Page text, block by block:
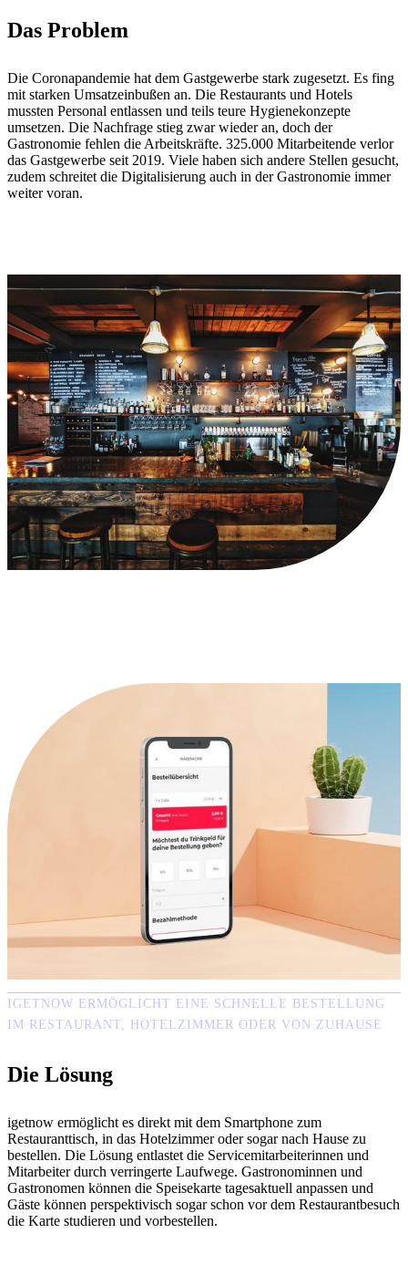
Das Problem
Die Coronapandemie hat dem Gastgewerbe stark zugesetzt. Es fing
mit starken Umsatzeinbußen an. Die Restaurants und Hotels
mussten Personal entlassen und teils teure Hygienekonzepte
umsetzen. Die Nachfrage stieg zwar wieder an, doch der
Gastronomie fehlen die Arbeitskräfte. 325.000 Mitarbeitende verlor
das Gastgewerbe seit 2019. Viele haben sich andere Stellen gesucht,
zudem schreitet die Digitalisierung auch in der Gastronomie immer
weiter voran.
IGETNOW ERMÖGLICHT EINE SCHNELLE BESTELLUNG
IM RESTAURANT, HOTELZIMMER ODER VON ZUHAUSE
Die Lösung
igetnow ermöglicht es direkt mit dem Smartphone zum
Restauranttisch, in das Hotelzimmer oder sogar nach Hause zu
bestellen. Die Lösung entlastet die Servicemitarbeiterinnen und
Mitarbeiter durch verringerte Laufwege. Gastronominnen und
Gastronomen können die Speisekarte tagesaktuell anpassen und
Gäste können perspektivisch sogar schon vor dem Restaurantbesuch
die Karte studieren und vorbestellen.